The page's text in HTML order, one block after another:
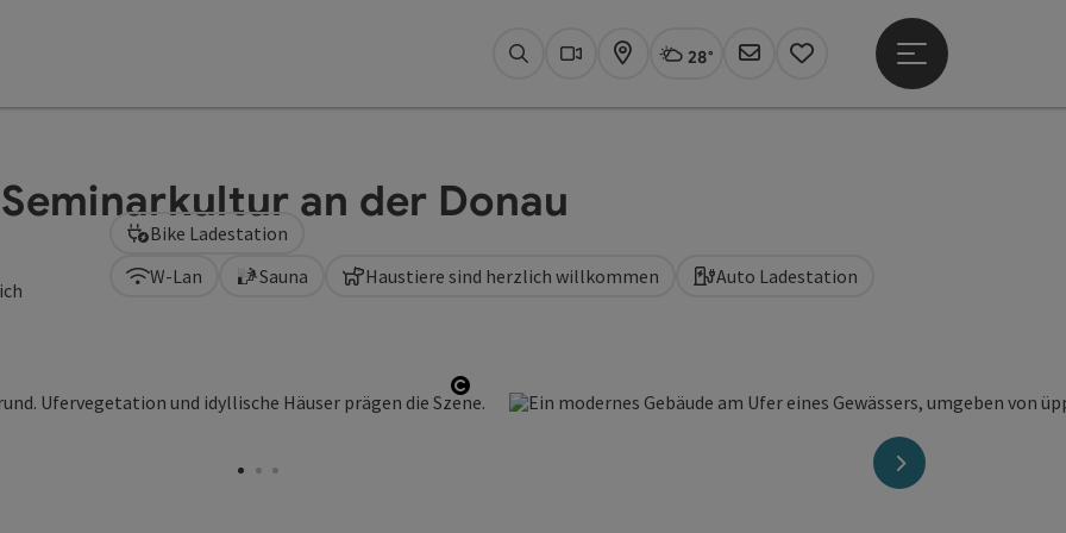
SuchenWebcams
KarteAktuelles Wetter Linz, wolkig
28°
Newsletter
Merkzettel
Hauptmenü öffnen
an der Donau
Copyright öffnen
nächstes Element
W-Lan Sauna Haustiere sind herzlich willkommen Auto Ladestation
Bike Ladestation